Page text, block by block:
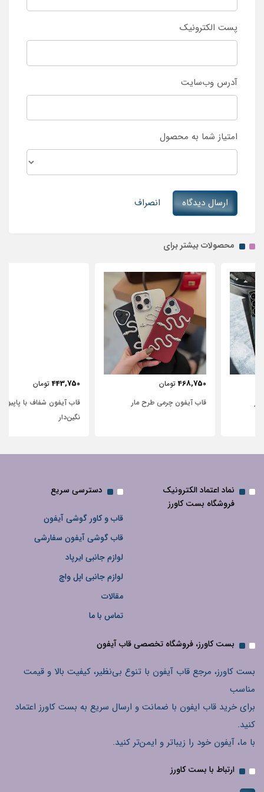
پست الکترونیک
آدرس وب‌سایت
امتیاز شما به محصول
ارسال دیدگاه انصراف
محصولات بیشتر برای
تومان
قاب آیفون چرمی طرح مار
تومان
قاب آیفون شفاف با پاپیون سفید و
نماد اعتماد الکترونیک
فروشگاه بست کاورز
دسترسی سریع
قاب و کاور گوشی آیفون
قاب گوشی آیفون سفارشی
لوازم جانبی ایرپاد
لوازم جانبی اپل واچ
مقالات
تماس با ما
بست کاورز، فروشگاه تخصصی قاب آیفون
بست کاورز، مرجع قاب آیفون با تنوع بی‌نظیر، کیفیت بالا و قیمت
مناسب
برای خرید قاب ایفون با ضمانت و ارسال سریع به بست کاورز اعتماد
کنید.
با ما، آیفون خود را زیباتر و ایمن‌تر کنید.
ارتباط با بست کاورز